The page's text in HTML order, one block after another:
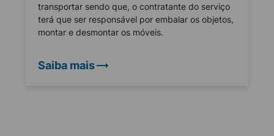
transportar sendo que, o contratante do serviço
terá que ser responsável por embalar os objetos,
montar e desmontar os móveis.
Saiba mais